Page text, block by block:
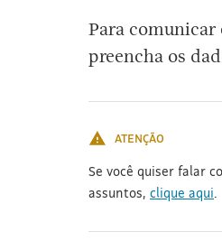
Para
preencha os
ATENÇÃO
Se você quiser falar
assuntos, clique aqui.